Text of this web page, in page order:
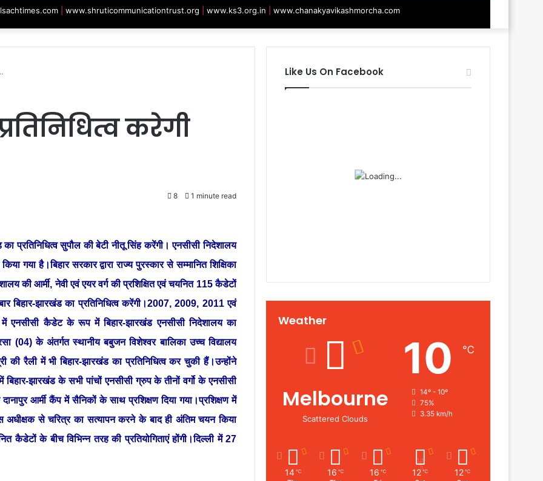
www.shruticommunicationtrust.org www.ks3.org.in www.chanakyavikashmorcha.com
करेगी
8 1 minute read
प्रतिनिधित्व सुपौल की बेटी नीतू सिंह करेंगी। एनसीसी निदेशालय
गया है।बिहार सरकार द्वारा राज्य पुरस्कार से सम्मानित शिक्षिका
की आर्मी, नेवी एवं एयर वर्ग की प्रशिक्षित एवं चयनित 115 कैडेटों
बिहार-झारखंड का प्रतिनिधित्व करेंगी।2007, 2009, 2011 एवं
कैडेट के रूप में बिहार-झारखंड एनसीसी निदेशालय का
(04) के अंतर्गत स्थानीय बबुजन विशेश्वर बालिका उच्च विद्यालय
रैली में भी बिहार-झारखंड का प्रतिनिधित्व कर चुकी हैं।उन्होंने
बिहार-झारखंड के सभी पांचों एनसीसी ग्रुप के तीनों वर्गो के एनसीसी
आर्मी कैंप में सैनिकों के साथ प्रशिक्षण दिया गया।प्रशिक्षण में
से चरित्र का सत्यापन करने के बाद ही अंतिम चयन किया
के बीच विभिन्न तरह की प्रतियोगिताएं होंगी।दिल्ली में 27
Like Us On Facebook
Weather
Melbourne
Scattered Clouds
10 ℃
14º - 10º
75%
3.35 km/h
14 ℃ 16 ℃ 16 ℃ 12 ℃ 12 ℃